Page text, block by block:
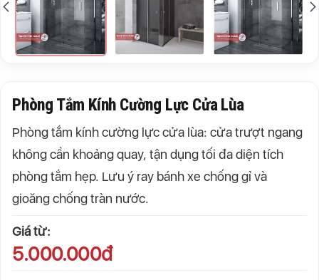
Phòng Tắm Kính Cường Lực Cửa Lùa
Phòng tắm kính cường lực cửa lùa: cửa trượt ngang
không cần khoảng quay, tận dụng tối đa diện tích
phòng tắm hẹp. Lưu ý ray bánh xe chống gỉ và
gioăng chống tràn nước.
Giá từ:
5.000.000đ